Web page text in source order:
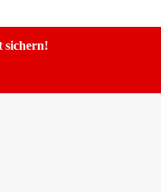
sichern!